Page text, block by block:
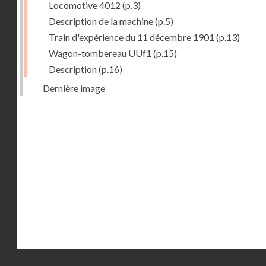
Locomotive 4012 (p.3)
Description de la machine(p.5)
Train d'expérience du 11 décembre 1901 (p.13)
Wagon-tombereau UUf1 (p.15)
Description(p.16)
Dernière image